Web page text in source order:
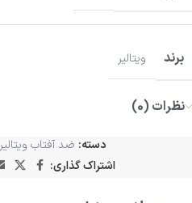
برند ویتالیر
نظرات (0)
دسته: ضد آفتاب ویتالیر
اشتراک گذاری: